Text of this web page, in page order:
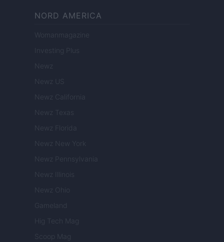
NORD AMERICA
Womanmagazine
Investing Plus
Newz
Newz US
Newz California
Newz Texas
Newz Florida
Newz New York
Newz Pennsylvania
Newz Illinois
Newz Ohio
Gameland
Hig Tech Mag
Scoop Mag